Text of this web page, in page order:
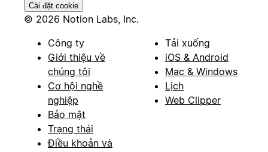
Cài đặt cookie
© 2026 Notion Labs, Inc.
Công ty
Giới thiệu về
chúng tôi
Cơ hội nghề
nghiệp
Bảo mật
Trạng thái
Điều khoản và
Tải xuống
iOS & Android
Mac & Windows
Lịch
Web Clipper